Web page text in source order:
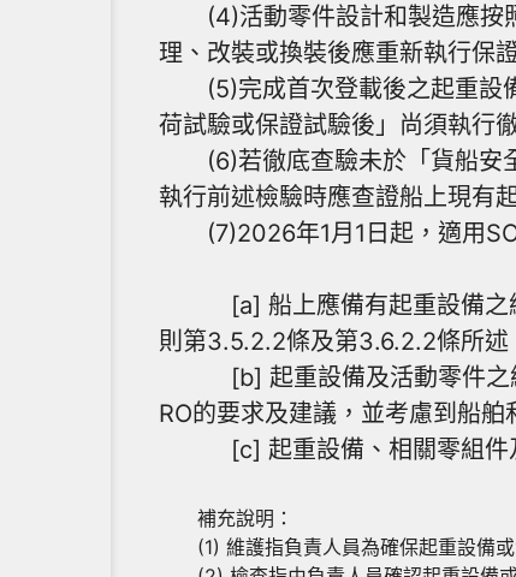
(4)活動零件設計和製造應按照
理、改裝或換裝後應重新執行保
(5)完成首次登載後之起重設備
荷試驗或保證試驗後」尚須執行
(6)若徹底查驗未於「貨船安全
執行前述檢驗時應查證船上現有
(7)2026年1月1日起，適用
[a] 船上應備有起重設備之維
則第3.5.2.2條及第3.6.2.2條所述
[b] 起重設備及活動零件之維
RO的要求及建議，並考慮到船
[c] 起重設備、相關零組件及
補充說明：
(1) 維護指負責人員為確保起重設備或